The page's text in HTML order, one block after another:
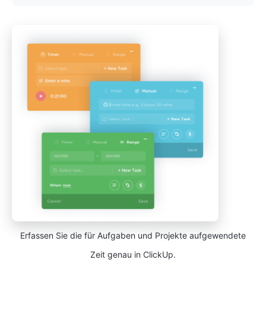
Erfassen Sie die für Aufgaben und Projekte aufgewendete
Zeit genau in ClickUp.